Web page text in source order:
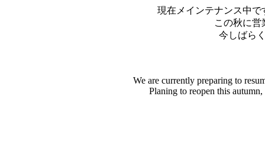
現在メインテナンス中
この秋に営
今しばら
We are currently preparing to
Planing to reopen this